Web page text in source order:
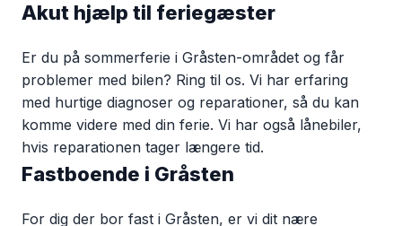
Akut hjælp til feriegæster
Er du på sommerferie i Gråsten-området og får
problemer med bilen? Ring til os. Vi har erfaring
med hurtige diagnoser og reparationer, så du kan
komme videre med din ferie. Vi har også lånebiler,
hvis reparationen tager længere tid.
Fastboende i Gråsten
For dig der bor fast i Gråsten, er vi dit nære